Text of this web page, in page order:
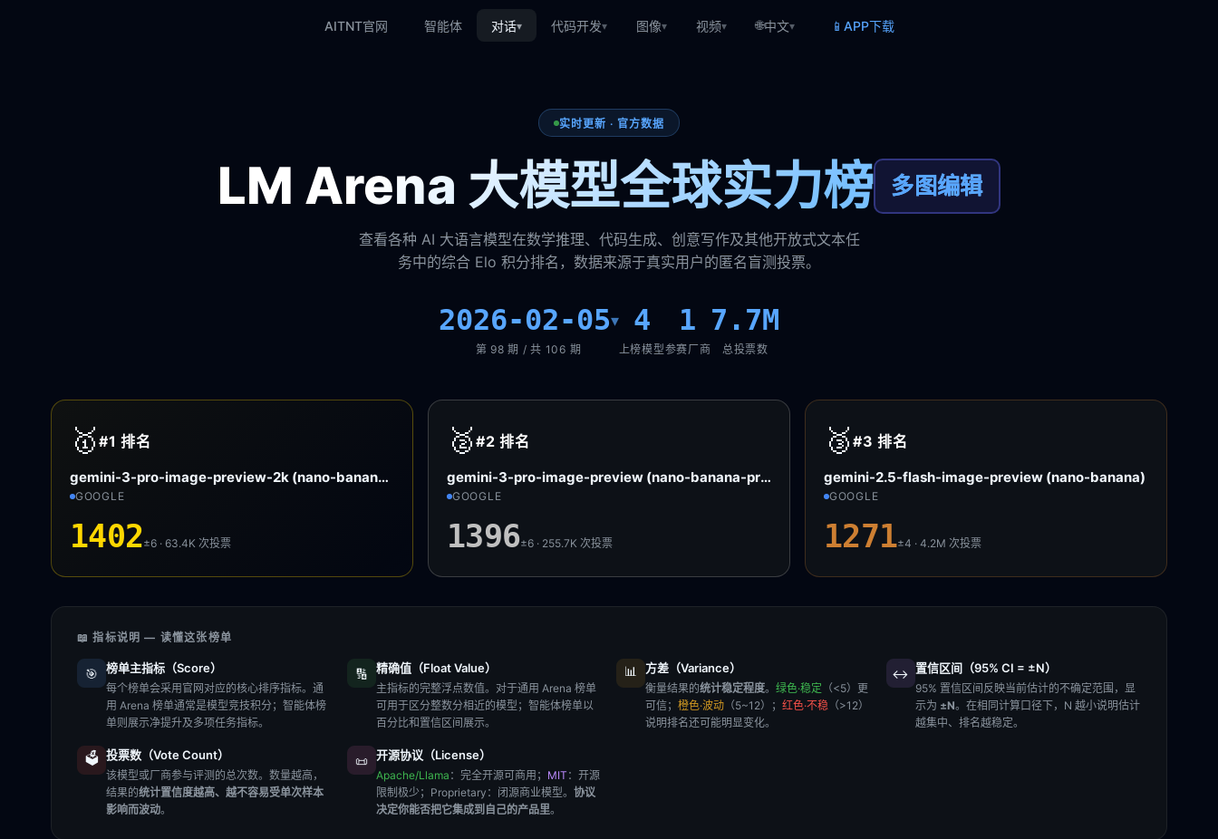
AITNT官网 智能体 对话▾ 代码开发▾ 图像▾ 视频▾ 🌐中文▾ 📱 APP下载
实时更新 · 官方数据
LM Arena 大模型全球实力榜 多图编辑
查看各种 AI 大语言模型在数学推理、代码生成、创意写作及其他开放式文本任
务中的综合 Elo 积分排名，数据来源于真实用户的匿名盲测投票。
2026-02-05▾
第 98 期 / 共 106 期
4
上榜模型
1
参赛厂商
7.7M
总投票数
🥇 #1排名
gemini-3-pro-image-preview-2k (nano-banana-pro)
GOOGLE
1402±6 · 63.4K次投票
🥈 #2排名
gemini-3-pro-image-preview (nano-banana-pro)
GOOGLE
1396±6 · 255.7K次投票
🥉 #3排名
gemini-2.5-flash-image-preview (nano-banana)
GOOGLE
1271±4 · 4.2M次投票
📖 指标说明 — 读懂这张榜单
🎯 榜单主指标（Score）
每个榜单会采用官网对应的核心排序指标。通
用 Arena 榜单通常是模型竞技积分；智能体榜
单则展示净提升及多项任务指标。
🔢 精确值（Float Value）
主指标的完整浮点数值。对于通用 Arena 榜单
可用于区分整数分相近的模型；智能体榜单以
百分比和置信区间展示。
📊 方差（Variance）
衡量结果的统计稳定程度。 绿色·稳定 （<5）更
可信； 橙色·波动 （5~12）； 红色·不稳 （>12）
说明排名还可能明显变化。
↔️ 置信区间（95% CI = ±N）
95% 置信区间反映当前估计的不确定范围，显
示为 ±N。在相同计算口径下，N 越小说明估计
越集中、排名越稳定。
🗳️ 投票数（Vote Count）
该模型或厂商参与评测的总次数。数量越高，
结果的统计置信度越高、越不容易受单次样本
影响而波动。
📜 开源协议（License）
Apache/Llama ：完全开源可商用； MIT ：开源
限制极少； Proprietary ：闭源商业模型。 协议
决定你能否把它集成到自己的产品里。